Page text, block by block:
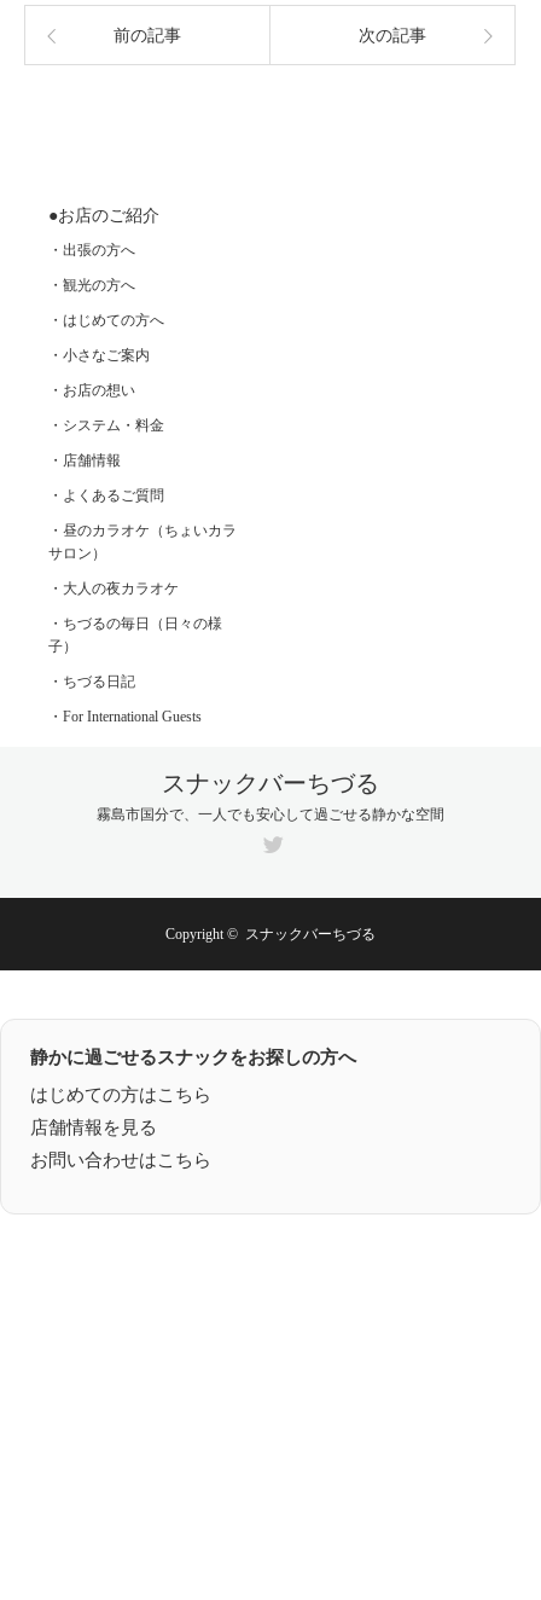
前の記事 次の記事
●お店のご紹介
・出張の方へ
・観光の方へ
・はじめての方へ
・小さなご案内
・お店の想い
・システム・料金
・店舗情報
・よくあるご質問
・昼のカラオケ（ちょいカラ
サロン）
・大人の夜カラオケ
・ちづるの毎日（日々の様
子）
・ちづる日記
・For International Guests
スナックバーちづる
霧島市国分で、一人でも安心して過ごせる静かな空間
Copyright © スナックバーちづる
静かに過ごせるスナックをお探しの方へ
はじめての方はこちら
店舗情報を見る
お問い合わせはこちら